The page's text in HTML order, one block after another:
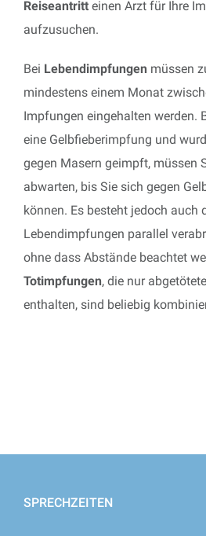
Reiseantritt einen Arzt für Ihre
aufzusuchen.
Bei Lebendimpfungen müssen
mindestens einem Monat
Impfungen eingehalten werden.
eine Gelbfieberimpfung und
gegen Masern geimpft, müssen
abwarten, bis Sie sich gegen
können. Es besteht jedoch auch
Lebendimpfungen parallel
ohne dass Abstände beachtet
Totimpfungen, die nur
enthalten, sind beliebig
SPRECHZEITEN